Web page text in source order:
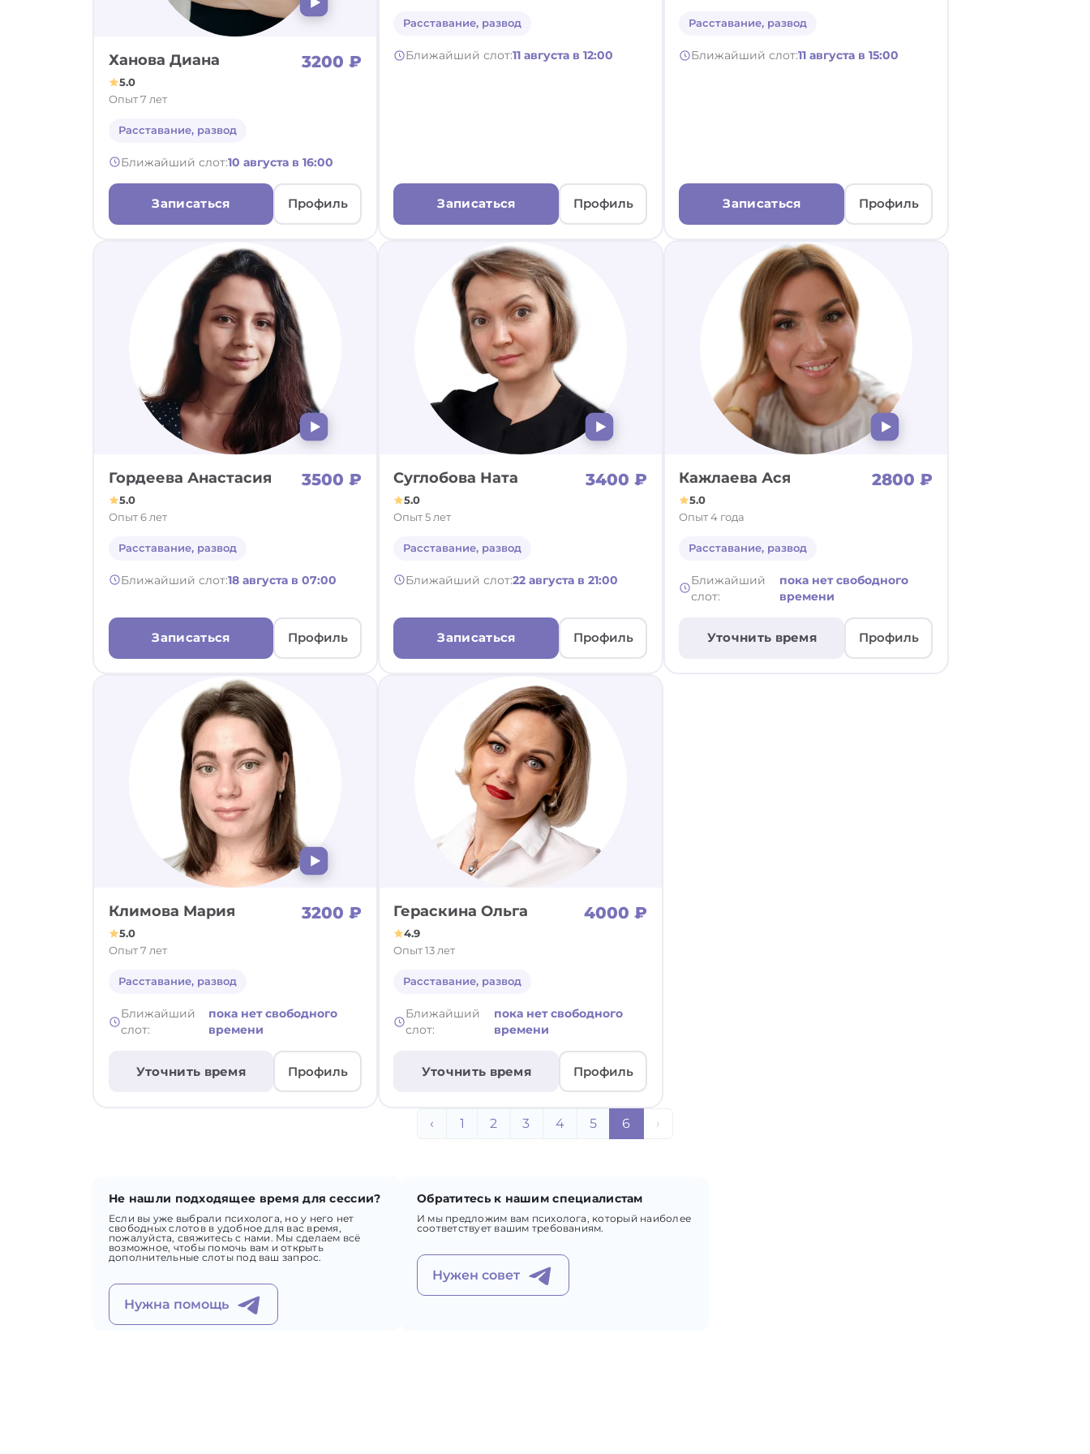
Ханова Диана 3200 ₽
5.0
Опыт 7 лет
Расставание, развод
Ближайший слот:10 августа в 16:00
Записаться Профиль
Расставание, развод
Ближайший слот:11 августа в 12:00
Записаться Профиль
Расставание, развод
Ближайший слот:11 августа в 15:00
Записаться Профиль
Гордеева Анастасия 3500 ₽
5.0
Опыт 6 лет
Расставание, развод
Ближайший слот:18 августа в 07:00
Записаться Профиль
Суглобова Ната 3400 ₽
5.0
Опыт 5 лет
Расставание, развод
Ближайший слот:22 августа в 21:00
Записаться Профиль
Кажлаева Ася 2800 ₽
5.0
Опыт 4 года
Расставание, развод
Ближайший
слот:
пока нет свободного
времени
Уточнить время Профиль
Климова Мария 3200 ₽
5.0
Опыт 7 лет
Расставание, развод
Ближайший
слот:
пока нет свободного
времени
Уточнить время Профиль
Гераскина Ольга 4000 ₽
4.9
Опыт 13 лет
Расставание, развод
Ближайший
слот:
пока нет свободного
времени
Уточнить время Профиль
‹ 1 2 3 4 5 6 ›
Не нашли подходящее время для сессии?
Если вы уже выбрали психолога, но у него нет
свободных слотов в удобное для вас время,
пожалуйста, свяжитесь с нами. Мы сделаем всё
возможное, чтобы помочь вам и открыть
дополнительные слоты под ваш запрос.
Нужна помощь
Обратитесь к нашим специалистам
И мы предложим вам психолога, который наиболее
соответствует вашим требованиям.
Нужен совет